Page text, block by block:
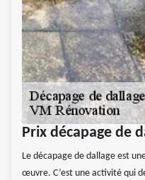
Prix décapage de
Le décapage de dallage est
œuvre. C’est une activité qui